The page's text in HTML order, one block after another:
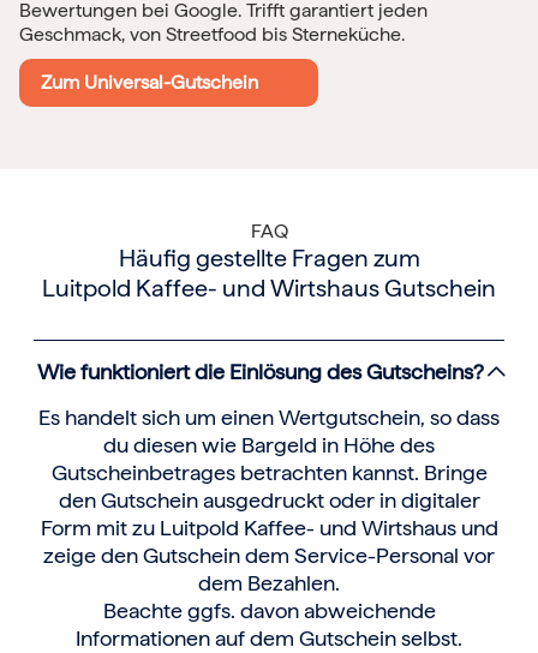
Bewertungen bei Google. Trifft garantiert jeden
Geschmack, von Streetfood bis Sterneküche.
Zum Universal-Gutschein
FAQ
Häufig gestellte Fragen zum
Luitpold Kaffee- und Wirtshaus Gutschein
Wie funktioniert die Einlösung des Gutscheins?
Es handelt sich um einen Wertgutschein, so dass
du diesen wie Bargeld in Höhe des
Gutscheinbetrages betrachten kannst. Bringe
den Gutschein ausgedruckt oder in digitaler
Form mit zu Luitpold Kaffee- und Wirtshaus und
zeige den Gutschein dem Service-Personal vor
dem Bezahlen.
Beachte ggfs. davon abweichende
Informationen auf dem Gutschein selbst.